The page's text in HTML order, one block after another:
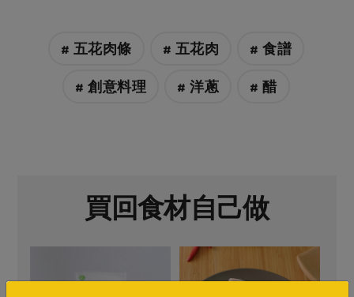
# 五花肉條 # 五花肉 # 食譜
# 創意料理 # 洋蔥 # 醋
買回食材自己做